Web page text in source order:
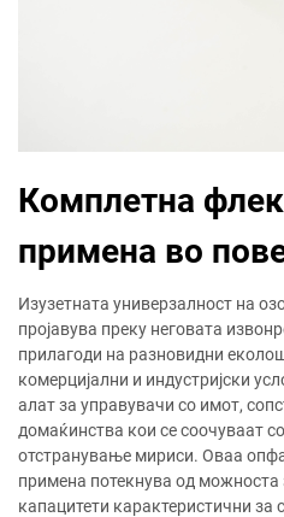
Комплетна
примена во
Изузетната универзалност на
пројавува преку неговата
прилагоди на разновидни
комерцијални и индустријски
алат за управувачи со имот,
домаќинства кои се соочуваат
отстранување мириси. Оваа
примена потекнува од можноста
капацитети карактеристични за